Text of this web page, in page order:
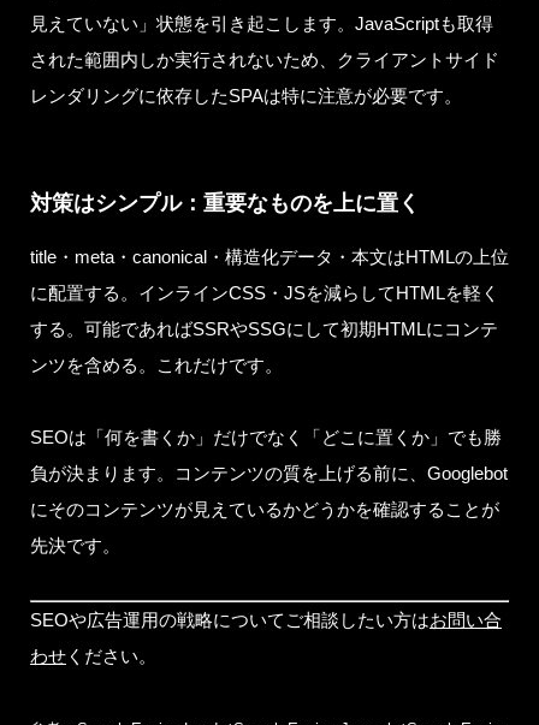
見えていない」状態を引き起こします。JavaScriptも取得
された範囲内しか実行されないため、クライアントサイド
レンダリングに依存したSPAは特に注意が必要です。
対策はシンプル：重要なものを上に置く
title・meta・canonical・構造化データ・本文はHTMLの上位
に配置する。インラインCSS・JSを減らしてHTMLを軽く
する。可能であればSSRやSSGにして初期HTMLにコンテ
ンツを含める。これだけです。
SEOは「何を書くか」だけでなく「どこに置くか」でも勝
負が決まります。コンテンツの質を上げる前に、Googlebot
にそのコンテンツが見えているかどうかを確認することが
先決です。
SEOや広告運用の戦略についてご相談したい方はお問い合
わせ ください。